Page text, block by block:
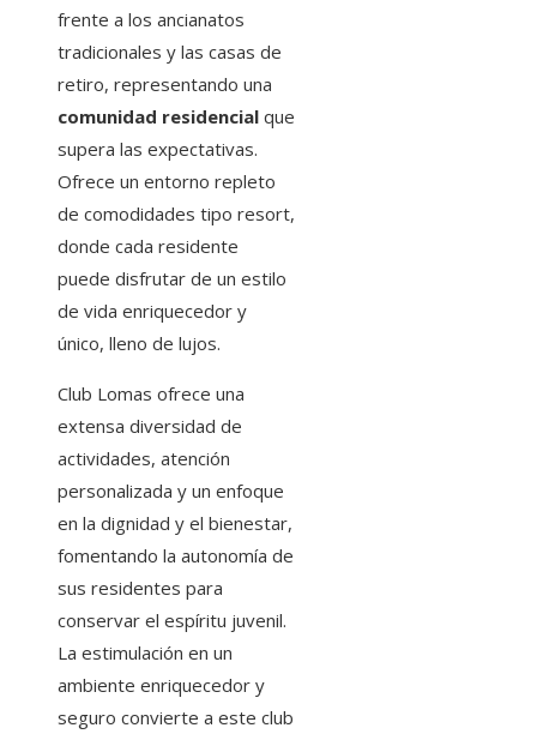
frente a los ancianatos
tradicionales y las casas de
retiro, representando una
comunidad residencial que
supera las expectativas.
Ofrece un entorno repleto
de comodidades tipo resort,
donde cada residente
puede disfrutar de un estilo
de vida enriquecedor y
único, lleno de lujos.
Club Lomas ofrece una
extensa diversidad de
actividades, atención
personalizada y un enfoque
en la dignidad y el bienestar,
fomentando la autonomía de
sus residentes para
conservar el espíritu juvenil.
La estimulación en un
ambiente enriquecedor y
seguro convierte a este club